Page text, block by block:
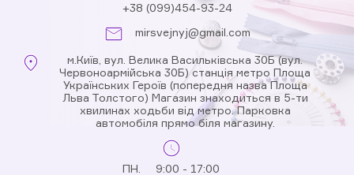
+38 (099)454-93-24
mirsvejnyj@gmail.com
м.Київ, вул. Велика Васильківська 30Б (вул.
Червоноармійська 30Б) станція метро Площа
Українських Героїв (попередня назва Площа
Льва Толстого) Магазин знаходиться в 5-ти
хвилинах ходьби від метро. Парковка
автомобіля прямо біля магазину.
ПН. 9:00 - 17:00